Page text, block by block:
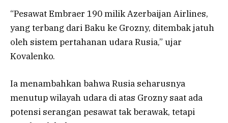
“Pesawat Embraer 190 milik Azerbaijan Airlines,
yang terbang dari Baku ke Grozny, ditembak jatuh
oleh sistem pertahanan udara Rusia,” ujar
Kovalenko.
Ia menambahkan bahwa Rusia seharusnya
menutup wilayah udara di atas Grozny saat ada
potensi serangan pesawat tak berawak, tetapi